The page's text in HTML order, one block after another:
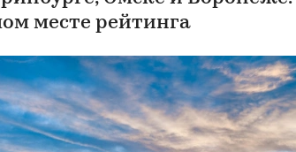
месте рейтинга